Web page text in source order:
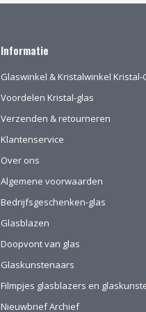
Informatie
Glaswinkel & Kristalwinkel Kristal-
Voordelen Kristal-glas
Verzenden & retourneren
Klantenservice
Over ons
Algemene voorwaarden
Bedrijfsgeschenken-glas
Glasblazen
Doopvont van glas
Glaskunstenaars
Filmpjes glasblazers en
Nieuwbrief Archief